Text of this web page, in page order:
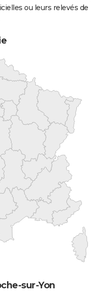
ou leurs relevés de
sur-Yon